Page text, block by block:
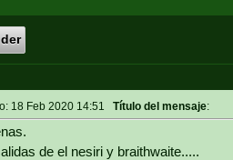
18 Feb 2020 14:51 Título del mensaje:
de el nesiri y braithwaite.....